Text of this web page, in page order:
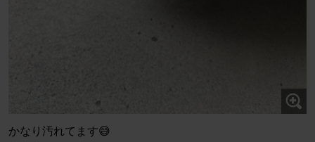
かなり汚れてます😅